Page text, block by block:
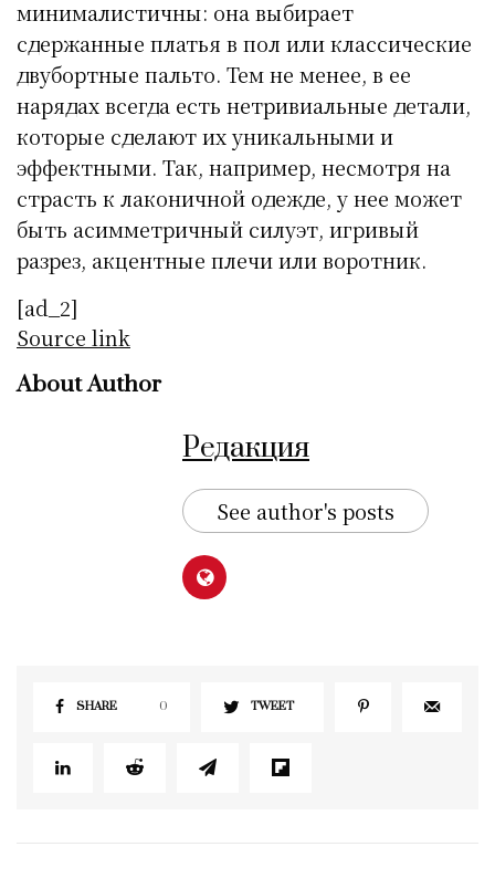
минималистичны: она выбирает
сдержанные платья в пол или классические
двубортные пальто. Тем не менее, в ее
нарядах всегда есть нетривиальные детали,
которые сделают их уникальными и
эффектными. Так, например, несмотря на
страсть к лаконичной одежде, у нее может
быть асимметричный силуэт, игривый
разрез, акцентные плечи или воротник.
[ad_2]
Source link
About Author
Редакция
See author's posts
SHARE 0 TWEET